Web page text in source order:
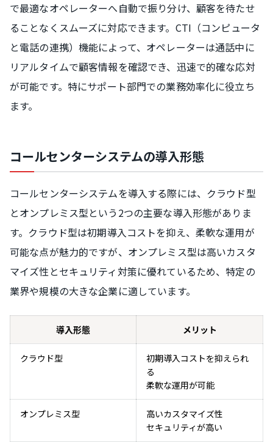
で最適なオペレーターへ自動で振り分け、顧客を待たせ
ることなくスムーズに対応できます。CTI（コンピュータ
と電話の連携）機能によって、オペレーターは通話中に
リアルタイムで顧客情報を確認でき、迅速で的確な応対
が可能です。特にサポート部門での業務効率化に役立ち
ます。
コールセンターシステムの導入形態
コールセンターシステムを導入する際には、クラウド型
とオンプレミス型という2つの主要な導入形態がありま
す。クラウド型は初期導入コストを抑え、柔軟な運用が
可能な点が魅力的ですが、オンプレミス型は高いカスタ
マイズ性とセキュリティ対策に優れているため、特定の
業界や規模の大きな企業に適しています。
導入形態 メリット
クラウド型
初期導入コストを抑えられ
る
柔軟な運用が可能
オンプレミス型
高いカスタマイズ性
セキュリティが高い